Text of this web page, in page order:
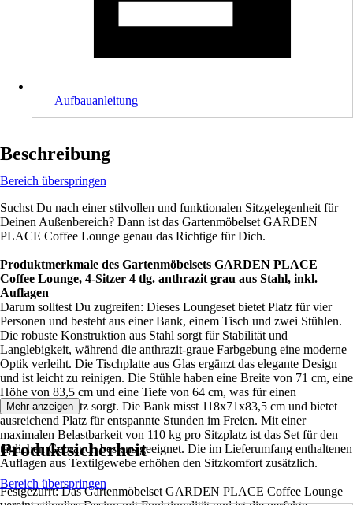
Aufbauanleitung
Beschreibung
Bereich überspringen
Suchst Du nach einer stilvollen und funktionalen Sitzgelegenheit für
Deinen Außenbereich? Dann ist das Gartenmöbelset GARDEN
PLACE Coffee Lounge genau das Richtige für Dich.
Produktmerkmale des Gartenmöbelsets GARDEN PLACE
Coffee Lounge, 4-Sitzer 4 tlg. anthrazit grau aus Stahl, inkl.
Auflagen
Darum solltest Du zugreifen: Dieses Loungeset bietet Platz für vier
Personen und besteht aus einer Bank, einem Tisch und zwei Stühlen.
Die robuste Konstruktion aus Stahl sorgt für Stabilität und
Langlebigkeit, während die anthrazit-graue Farbgebung eine moderne
Optik verleiht. Die Tischplatte aus Glas ergänzt das elegante Design
und ist leicht zu reinigen. Die Stühle haben eine Breite von 71 cm, eine
Höhe von 83,5 cm und eine Tiefe von 64 cm, was für einen
komfortablen Sitz sorgt. Die Bank misst 118x71x83,5 cm und bietet
ausreichend Platz für entspannte Stunden im Freien. Mit einer
maximalen Belastbarkeit von 110 kg pro Sitzplatz ist das Set für den
täglichen Gebrauch bestens geeignet. Die im Lieferumfang enthaltenen
Auflagen aus Textilgewebe erhöhen den Sitzkomfort zusätzlich.
Festgezurrt: Das Gartenmöbelset GARDEN PLACE Coffee Lounge
Mehr anzeigen
Produktsicherheit
Bereich überspringen